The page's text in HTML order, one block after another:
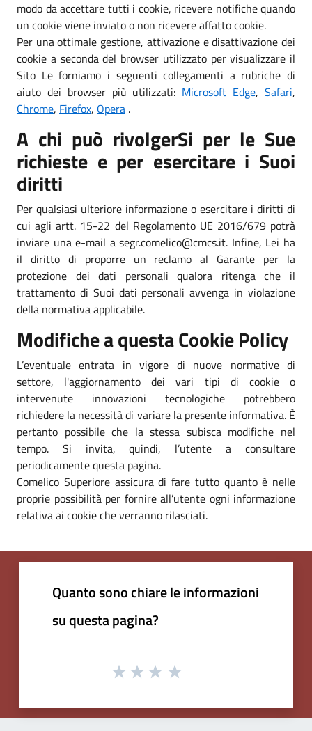
modo da accettare tutti i cookie, ricevere notifiche quando
un cookie viene inviato o non ricevere affatto cookie.
Per una ottimale gestione, attivazione e disattivazione dei
cookie a seconda del browser utilizzato per visualizzare il
Sito Le forniamo i seguenti collegamenti a rubriche di
aiuto dei browser più utilizzati: Microsoft Edge,Safari,
Chrome, Firefox, Opera .
A chi può rivolgerSi per le Sue
richieste e per esercitare i Suoi
diritti
Per qualsiasi ulteriore informazione o esercitare i diritti di
cui agli artt. 15-22 del Regolamento UE 2016/679 potrà
inviare una e-mail a segr.comelico@cmcs.it. Infine, Lei ha
il diritto di proporre un reclamo al Garante per la
protezione dei dati personali qualora ritenga che il
trattamento di Suoi dati personali avvenga in violazione
della normativa applicabile.
Modifiche a questa Cookie Policy
L’eventuale entrata in vigore di nuove normative di
settore, l'aggiornamento dei vari tipi di cookie o
intervenute innovazioni tecnologiche potrebbero
richiedere la necessità di variare la presente informativa. È
pertanto possibile che la stessa subisca modifiche nel
tempo. Si invita, quindi, l’utente a consultare
periodicamente questa pagina.
Comelico Superiore assicura di fare tutto quanto è nelle
proprie possibilità per fornire all’utente ogni informazione
relativa ai cookie che verranno rilasciati.
Quanto sono chiare le informazioni
su questa pagina?